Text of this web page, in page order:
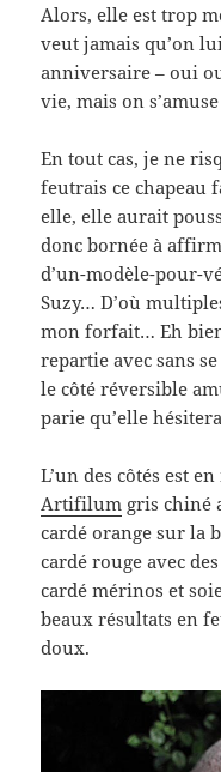
Alors, elle est trop
veut jamais qu’on
anniversaire – oui
vie, mais on
En tout cas, je ne
feutrais ce chapeau
elle, elle aurait
donc bornée à
d’un-modèle-pour-
Suzy… D’où
mon forfait… Eh
repartie avec sans
le côté réversible
parie qu’elle
L’un des côtés est
Artifilum gris chiné
cardé orange sur la
cardé rouge avec
cardé mérinos et
beaux résultats en
doux.